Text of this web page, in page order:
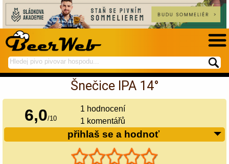
hledej
na
spustí
hledání
Šnečice IPA 14°
6,0/10
1 hodnocení
1 komentářů
přihlaš se a hodnoť